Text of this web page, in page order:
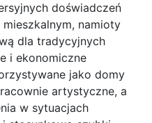
doświadczeń
namioty
dla tradycyjnych
i ekonomiczne
jako domy
artystyczne, a
w sytuacjach